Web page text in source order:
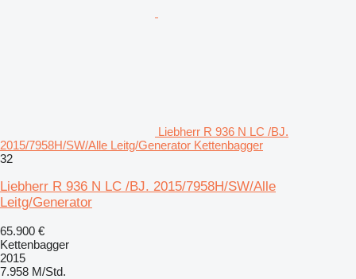
Liebherr R 936 N LC /BJ.
2015/7958H/SW/Alle Leitg/Generator Kettenbagger
32
Liebherr R 936 N LC /BJ. 2015/7958H/SW/Alle
Leitg/Generator
65.900 €
Kettenbagger
2015
7.958 M/Std.